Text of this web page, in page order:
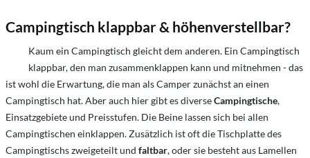
Campingtisch klappbar & höhenverstellbar?
Kaum ein Campingtisch gleicht dem anderen. Ein Campingtisch
klappbar, den man zusammenklappen kann und mitnehmen - das
ist wohl die Erwartung, die man als Camper zunächst an einen
Campingtisch hat. Aber auch hier gibt es diverseCampingtische,
Einsatzgebiete und Preisstufen. Die Beine lassen sich bei allen
Campingtischen einklappen. Zusätzlich ist oft die Tischplatte des
Campingtischs zweigeteilt und faltbar, oder sie besteht aus Lamellen